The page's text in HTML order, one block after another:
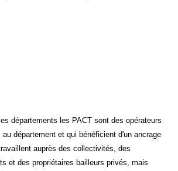
départements les PACT sont des opérateurs
département et qui bénéficient d'un ancrage
auprès des collectivités, des
et des propriétaires bailleurs privés, mais